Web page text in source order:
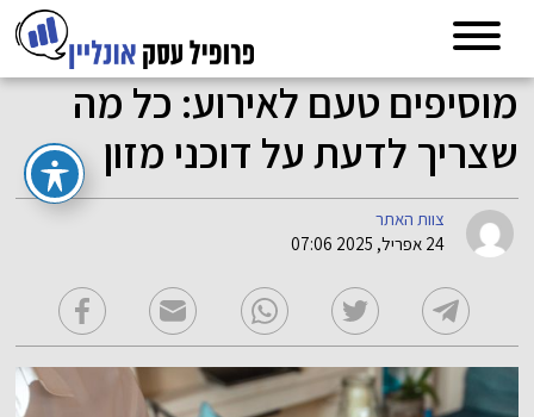
מוסיפים טעם לאירוע: כל מה
שצריך לדעת על דוכני מזון
צוות האתר
24 אפריל, 2025 07:06